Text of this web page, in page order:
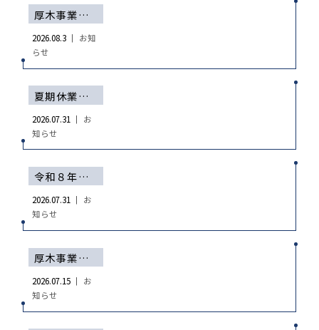
厚木事業所設備空き状況（8/3現在）
2026.08.3 ｜ お知
らせ
夏期休業のお知らせ
2026.07.31 ｜ お
知らせ
令和８年熊本地震による熊本事業所の状況について
2026.07.31 ｜ お
知らせ
厚木事業所設備空き状況（7/15現在）
2026.07.15 ｜ お
知らせ